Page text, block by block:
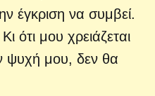
έγκριση να συμβεί.
ότι μου χρειάζεται
ψυχή μου, δεν θα